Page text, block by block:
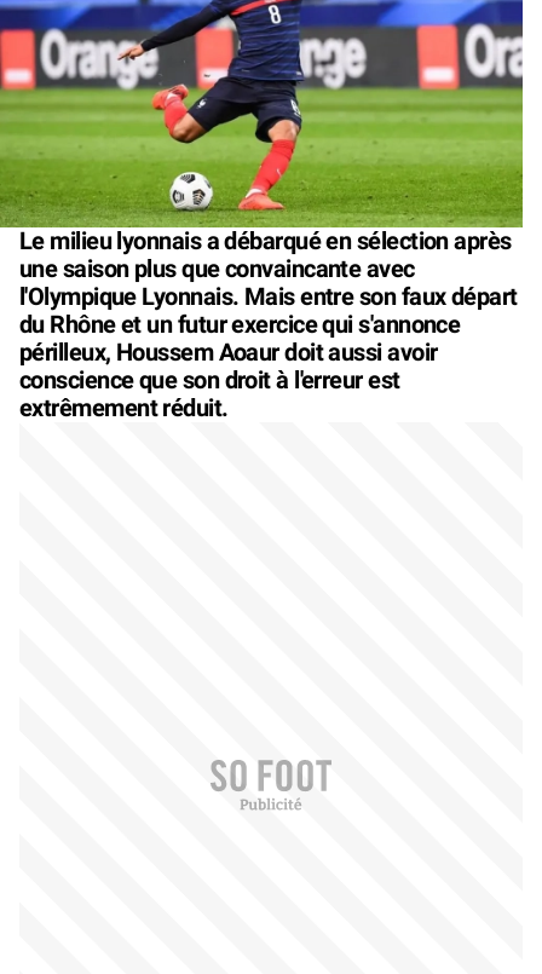
Le milieu lyonnais a débarqué en sélection après
une saison plus que convaincante avec
l'Olympique Lyonnais. Mais entre son faux départ
du Rhône et un futur exercice qui s'annonce
périlleux, Houssem Aoaur doit aussi avoir
conscience que son droit à l'erreur est
extrêmement réduit.